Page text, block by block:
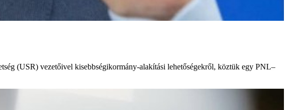
(USR) vezetőivel kisebbségikormány-alakítási lehetőségekről, köztük egy PNL–